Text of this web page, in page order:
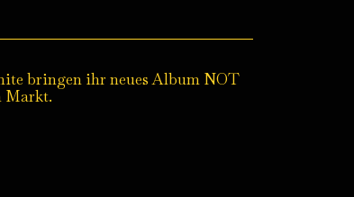
bringen ihr neues Album NOT
Markt.